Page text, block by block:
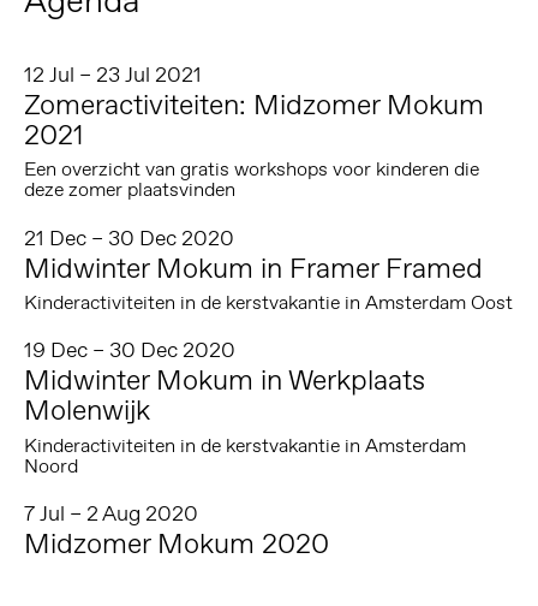
12 Jul – 23 Jul 2021
Zomeractiviteiten: Midzomer Mokum
2021
Een overzicht van gratis workshops voor kinderen die
deze zomer plaatsvinden
21 Dec – 30 Dec 2020
Midwinter Mokum in Framer Framed
Kinderactiviteiten in de kerstvakantie in Amsterdam Oost
19 Dec – 30 Dec 2020
Midwinter Mokum in Werkplaats
Molenwijk
Kinderactiviteiten in de kerstvakantie in Amsterdam
Noord
7 Jul – 2 Aug 2020
Midzomer Mokum 2020